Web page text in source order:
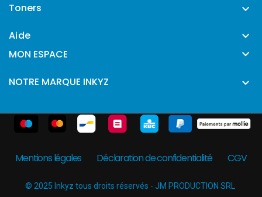
Toners 
Aide 
MON ESPACE 
NOTRE MARQUE INKYZ 
Mentions légales Déclaration de confidentialité CGV
© 2025 Inkyz tous droits réservés - JM PRODUCTION SRL